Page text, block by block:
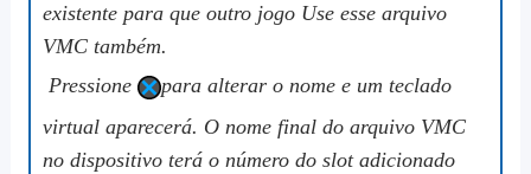
existente para que outro jogo Use esse arquivo
VMC também.
Pressione
para alterar o nome e um teclado
virtual aparecerá. O nome final do arquivo VMC
no dispositivo terá o número do slot adicionado